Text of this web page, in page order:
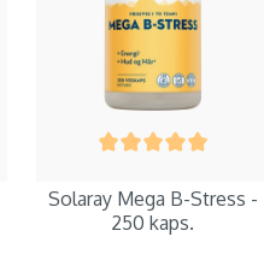
Solaray Mega B-Stress -
250 kaps.